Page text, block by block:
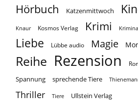
Hörbuch Katzenmittwoch
Knaur Kosmos Verlag Krimi
Liebe Lübbe audio Magie
Reihe Rezension
Spannung sprechende Tiere
Thriller Tiere Ullstein Verlag